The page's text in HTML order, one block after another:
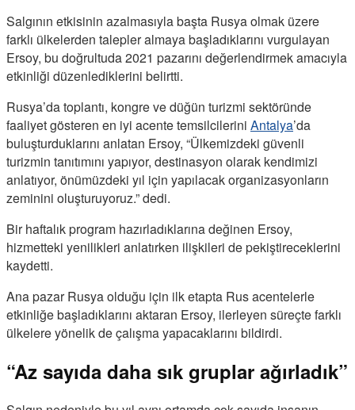
Salgının etkisinin azalmasıyla başta Rusya olmak üzere
farklı ülkelerden talepler almaya başladıklarını vurgulayan
Ersoy, bu doğrultuda 2021 pazarını değerlendirmek amacıyla
etkinliği düzenlediklerini belirtti.
Rusya’da toplantı, kongre ve düğün turizmi sektöründe
faaliyet gösteren en iyi acente temsilcilerini Antalya’da
buluşturduklarını anlatan Ersoy, “Ülkemizdeki güvenli
turizmin tanıtımını yapıyor, destinasyon olarak kendimizi
anlatıyor, önümüzdeki yıl için yapılacak organizasyonların
zeminini oluşturuyoruz.” dedi.
Bir haftalık program hazırladıklarına değinen Ersoy,
hizmetteki yenilikleri anlatırken ilişkileri de pekiştireceklerini
kaydetti.
Ana pazar Rusya olduğu için ilk etapta Rus acentelerle
etkinliğe başladıklarını aktaran Ersoy, ilerleyen süreçte farklı
ülkelere yönelik de çalışma yapacaklarını bildirdi.
“Az sayıda daha sık gruplar ağırladık”